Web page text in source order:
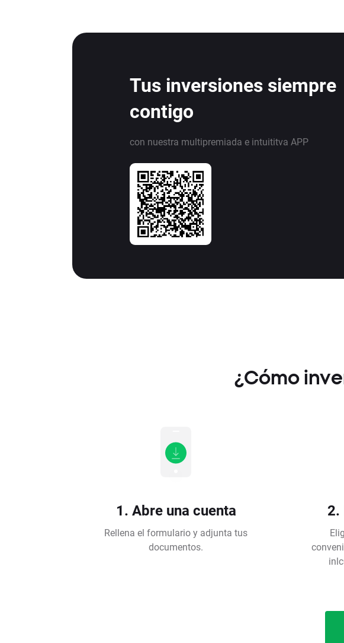
Tus inversiones siempre
contigo
con nuestra multipremiada e intuititva APP
¿Cómo
1. Abre una cuenta
Rellena el formulario y adjunta tus
documentos.
2.